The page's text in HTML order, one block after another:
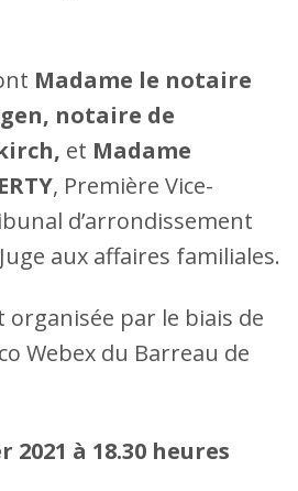
Madame le notaire
notaire de
et Madame
, Première Vice-
d’arrondissement
aux affaires familiales.
organisée par le biais de
Webex du Barreau de
à 18.30 heures